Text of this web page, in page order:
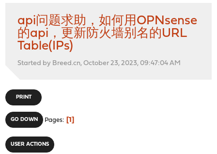
api问题求助，如何用OPNsense
的api，更新防火墙别名的URL
Table(IPs)
Started by Breed.cn, October 23, 2023, 09:47:04 AM
PRINT
GO DOWN Pages 1
USER ACTIONS